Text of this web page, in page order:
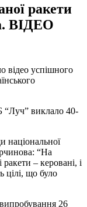
ракети
ВІДЕО
відео успішного
“Луч” виклало 40-
національної
“На
ракети – керовані, і
цілі, що було
26